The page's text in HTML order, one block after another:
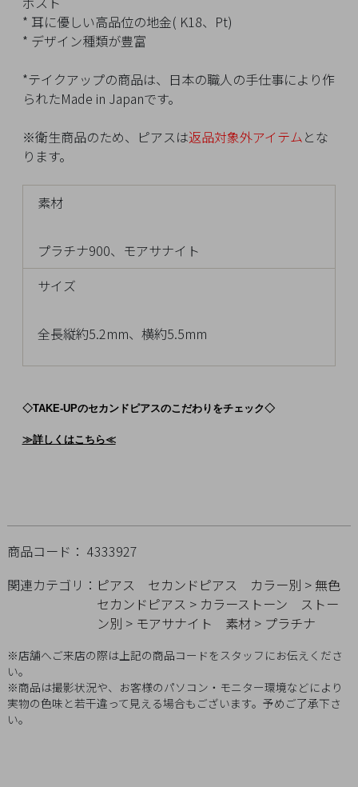
* 耳に優しい高品位の地金( K18、Pt)
* デザイン種類が豊富
*テイクアップの商品は、日本の職人の手仕事により作
られたMade in Japanです。
※衛生商品のため、ピアスは返品対象外アイテムとな
ります。
素材
プラチナ900、モアサナイト
サイズ
全長縦約5.2mm、横約5.5mm
◇TAKE-UPのセカンドピアスのこだわりをチェック◇
≫詳しくはこちら≪
商品コード： 4333927
関連カテゴリ： ピアス セカンドピアス カラー別 > 無色
セカンドピアス > カラーストーン
ストー
ン別 > モアサナイト 素材 > プラチナ
※店舗へご来店の際は上記の商品コードをスタッフにお伝えくださ
い。
※商品は撮影状況や、お客様のパソコン・モニター環境などにより
実物の色味と若干違って見える場合もございます。予めご了承下さ
い。
チ
ェ
ッ
ク
し
た
商
品
用
ド
Q&A
SHOP
LIST
会
社